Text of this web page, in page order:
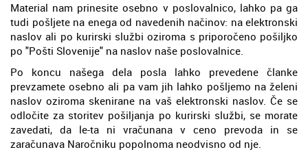
Material nam prinesite osebno v poslovalnico, lahko pa ga
tudi pošljete na enega od navedenih načinov: na elektronski
naslov ali po kurirski službi oziroma s priporočeno pošiljko
po "Pošti Slovenije" na naslov naše poslovalnice.
Po koncu našega dela posla lahko prevedene članke
prevzamete osebno ali pa vam jih lahko pošljemo na želeni
naslov oziroma skenirane na vaš elektronski naslov. Če se
odločite za storitev pošiljanja po kurirski službi, se morate
zavedati, da le-ta ni vračunana v ceno prevoda in se
zaračunava Naročniku popolnoma neodvisno od nje.